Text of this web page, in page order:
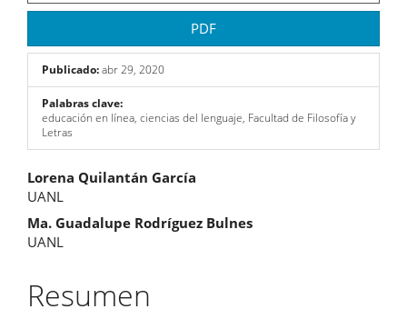
PDF
Publicado:abr 29, 2020
Palabras clave:
educación en línea, ciencias del lenguaje, Facultad de Filosofía y
Letras
Contenido
principal
del
artículo
Lorena Quilantán García
UANL
Ma. Guadalupe Rodríguez Bulnes
UANL
Resumen